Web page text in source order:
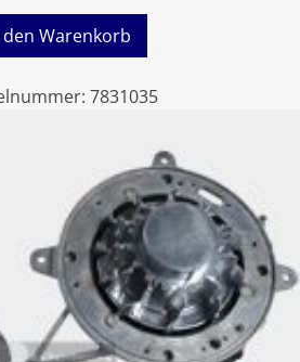
den Warenkorb
7831035